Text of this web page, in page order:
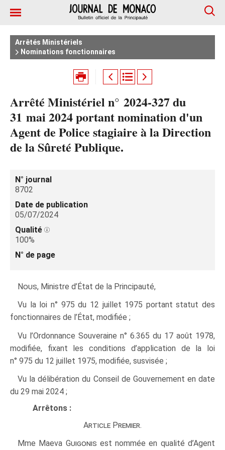
Arrêtés Ministériels
Nominations fonctionnaires
Arrêté Ministériel n° 2024‑327 du
31 mai 2024 portant nomination d'un
Agent de Police stagiaire à la Direction
de la Sûreté Publique.
N° journal
8702
Date de publication
05/07/2024
Qualité
100%
N° de page
Nous, Ministre d’État de la Principauté,
Vu la loi n° 975 du 12 juillet 1975 portant statut des
fonctionnaires de l’État, modifiée ;
Vu l’Ordonnance Souveraine n° 6.365 du 17 août 1978,
modifiée, fixant les conditions d’application de la loi
n° 975 du 12 juillet 1975, modifiée, susvisée ;
Vu la délibération du Conseil de Gouvernement en date
du 29 mai 2024 ;
Arrêtons :
Article Premier.
Mme Maeva Guigonis est nommée en qualité d’Agent